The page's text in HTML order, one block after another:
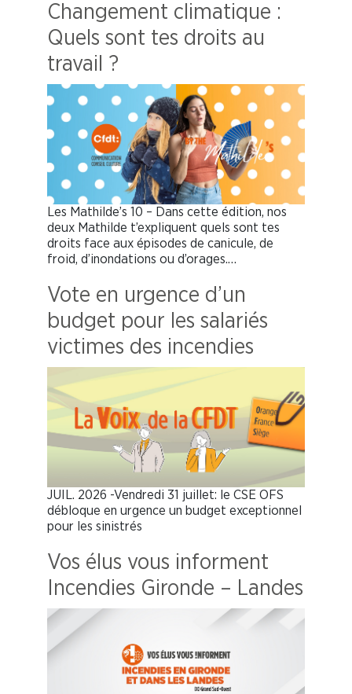
Changement climatique :
Quels sont tes droits au
travail ?
Les Mathilde’s 10 – Dans cette édition, nos
deux Mathilde t’expliquent quels sont tes
droits face aux épisodes de canicule, de
froid, d’inondations ou d’orages.…
Vote en urgence d’un
budget pour les salariés
victimes des incendies
JUIL. 2026 -Vendredi 31 juillet: le CSE OFS
débloque en urgence un budget exceptionnel
pour les sinistrés
Vos élus vous informent
Incendies Gironde – Landes